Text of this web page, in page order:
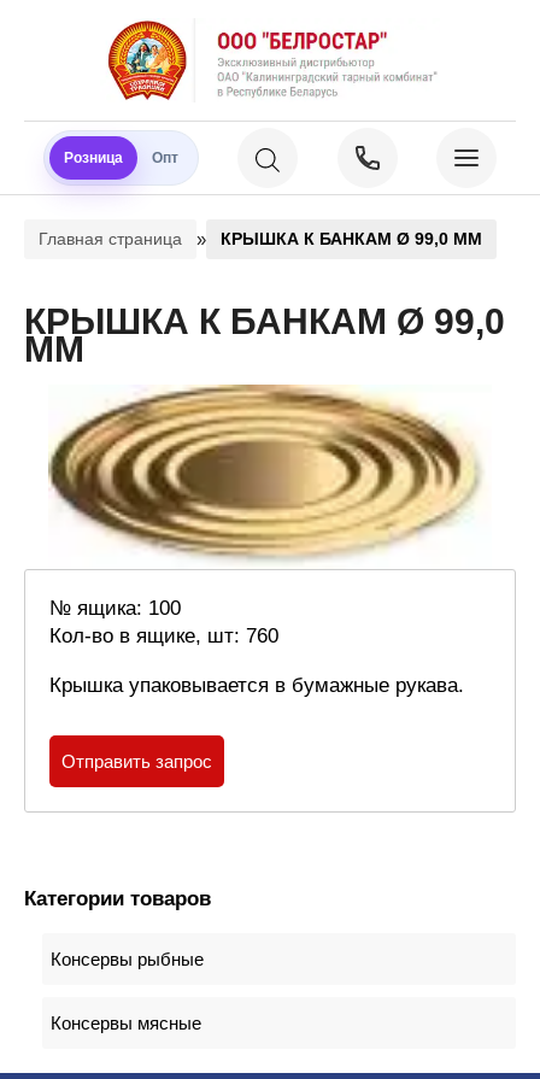
Розница Опт
Главная страница » КРЫШКА К БАНКАМ Ø 99,0 ММ
КРЫШКА К БАНКАМ Ø 99,0
ММ
№ ящика: 100
Кол-во в ящике, шт: 760
Крышка упаковывается в бумажные рукава.
Отправить запрос
Категории товаров
Консервы рыбные
Консервы мясные